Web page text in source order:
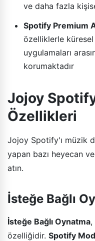
ve daha fazla
Spotify Premium
özelliklerle
uygulamaları
korumaktadır
Jojoy
Özellikleri
Jojoy Spotify'ı müzik
yapan bazı heyecan
atın.
İsteğe Bağlı
İsteğe Bağlı Oynatma,
özelliğidir. Spotify